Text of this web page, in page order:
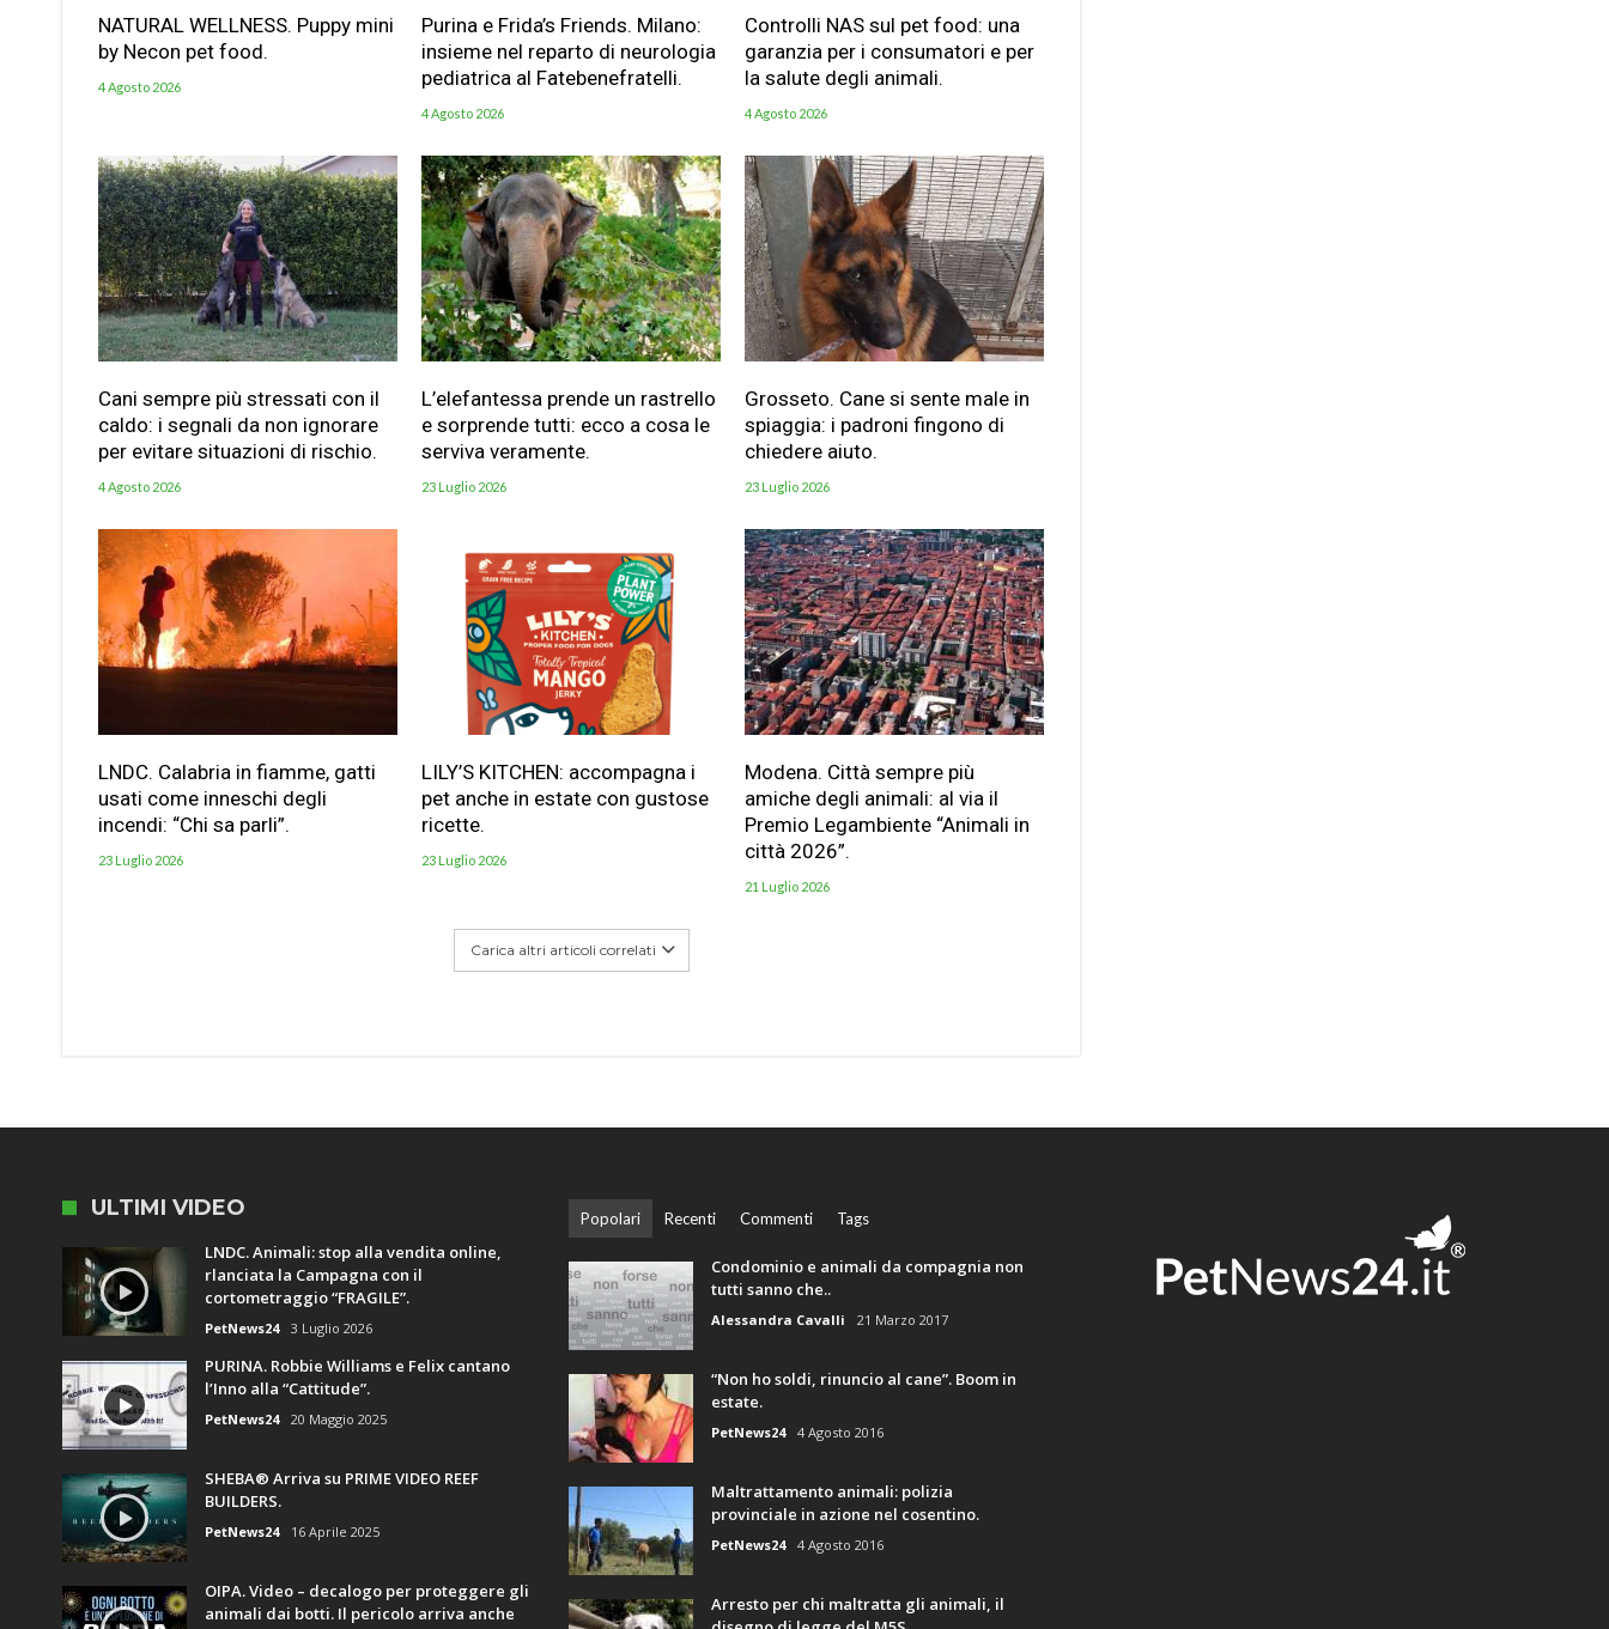
NATURAL WELLNESS. Puppy mini
by Necon pet food.
4 Agosto 2026
Purina e Frida’s Friends. Milano:
insieme nel reparto di neurologia
pediatrica al Fatebenefratelli.
4 Agosto 2026
Controlli NAS sul pet food: una
garanzia per i consumatori e per
la salute degli animali.
4 Agosto 2026
Cani sempre più stressati con il
caldo: i segnali da non ignorare
per evitare situazioni di rischio.
4 Agosto 2026
L’elefantessa prende un rastrello
e sorprende tutti: ecco a cosa le
serviva veramente.
23 Luglio 2026
Grosseto. Cane si sente male in
spiaggia: i padroni fingono di
chiedere aiuto.
23 Luglio 2026
LNDC. Calabria in fiamme, gatti
usati come inneschi degli
incendi: “Chi sa parli”.
23 Luglio 2026
LILY’S KITCHEN: accompagna i
pet anche in estate con gustose
ricette.
23 Luglio 2026
Modena. Città sempre più
amiche degli animali: al via il
Premio Legambiente “Animali in
città 2026”.
21 Luglio 2026
Carica altri articoli correlati
ULTIMI VIDEO
LNDC. Animali: stop alla vendita online,
rlanciata la Campagna con il
cortometraggio “FRAGILE”.
PetNews24 3 Luglio 2026
PURINA. Robbie Williams e Felix cantano
l’Inno alla “Cattitude”.
PetNews24 20 Maggio 2025
SHEBA® Arriva su PRIME VIDEO REEF
BUILDERS.
PetNews24 16 Aprile 2025
OIPA. Video – decalogo per proteggere gli
animali dai botti. Il pericolo arriva anche
Popolari Recenti Commenti Tags
Condominio e animali da compagnia non
tutti sanno che..
Alessandra Cavalli 21 Marzo 2017
“Non ho soldi, rinuncio al cane”. Boom in
estate.
PetNews24 4 Agosto 2016
Maltrattamento animali: polizia
provinciale in azione nel cosentino.
PetNews24 4 Agosto 2016
Arresto per chi maltratta gli animali, il